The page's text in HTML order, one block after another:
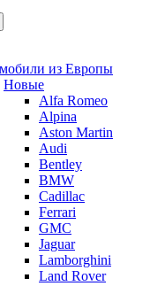
из Европы
Новые
Alfa Romeo
Alpina
Aston Martin
Audi
Bentley
BMW
Cadillac
Ferrari
GMC
Jaguar
Lamborghini
Land Rover